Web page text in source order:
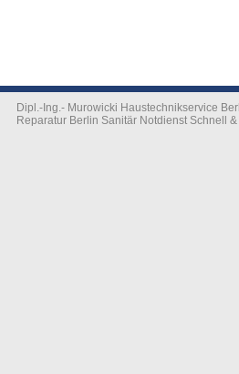
Dipl.-Ing.- Murowicki Haustechnikservice
Reparatur Berlin Sanitär Notdienst Schnell